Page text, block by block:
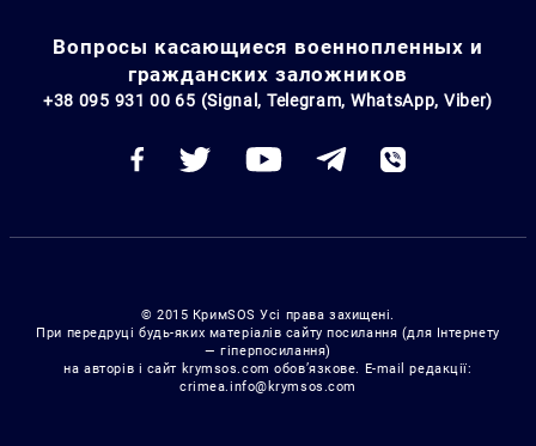
Вопросы касающиеся военнопленных и
гражданских заложников
+38 095 931 00 65 (Signal, Telegram, WhatsApp, Viber)
© 2015 КримSOS Усі права захищені.
При передруці будь-яких матеріалів сайту посилання (для Інтернету
— гіперпосилання)
на авторів і сайт krymsos.com обов’язкове. E-mail редакції:
crimea.info@krymsos.com